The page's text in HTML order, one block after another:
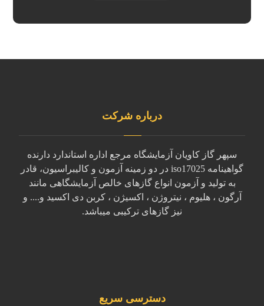
درباره شرکت
سپهر گاز کاویان آزمایشگاه مرجع اداره استاندارد دارنده
گواهینامه iso17025 در دو زمینه آزمون و کالیبراسیون، قادر
به تولید و آزمون انواع گازهای خالص آزمایشگاهی مانند
آرگون ، هلیوم ، نیتروژن ، اکسیژن ، کربن دی اکسید و.... و
نیز گازهای ترکیبی میباشد.
دسترسی سریع